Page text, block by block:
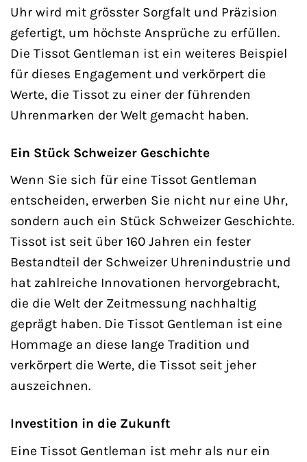
Uhr wird mit grösster Sorgfalt und Präzision
gefertigt, um höchste Ansprüche zu erfüllen.
Die Tissot Gentleman ist ein weiteres Beispiel
für dieses Engagement und verkörpert die
Werte, die Tissot zu einer der führenden
Uhrenmarken der Welt gemacht haben.
Ein Stück Schweizer Geschichte
Wenn Sie sich für eine Tissot Gentleman
entscheiden, erwerben Sie nicht nur eine Uhr,
sondern auch ein Stück Schweizer Geschichte.
Tissot ist seit über 160 Jahren ein fester
Bestandteil der Schweizer Uhrenindustrie und
hat zahlreiche Innovationen hervorgebracht,
die die Welt der Zeitmessung nachhaltig
geprägt haben. Die Tissot Gentleman ist eine
Hommage an diese lange Tradition und
verkörpert die Werte, die Tissot seit jeher
auszeichnen.
Investition in die Zukunft
Eine Tissot Gentleman ist mehr als nur ein